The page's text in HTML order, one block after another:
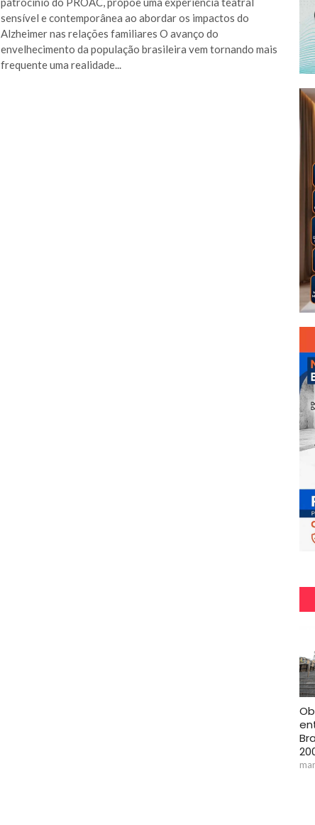
sensível e contemporânea ao abordar os impactos do
Alzheimer nas relações familiares O avanço do
envelhecimento da população brasileira vem tornando mais
frequente uma realidade...